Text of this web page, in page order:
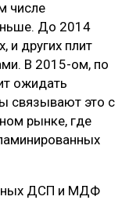
числе
До 2014
и других плит
В 2015-ом, по
ожидать
связывают это с
рынке, где
ДСП и МДФ